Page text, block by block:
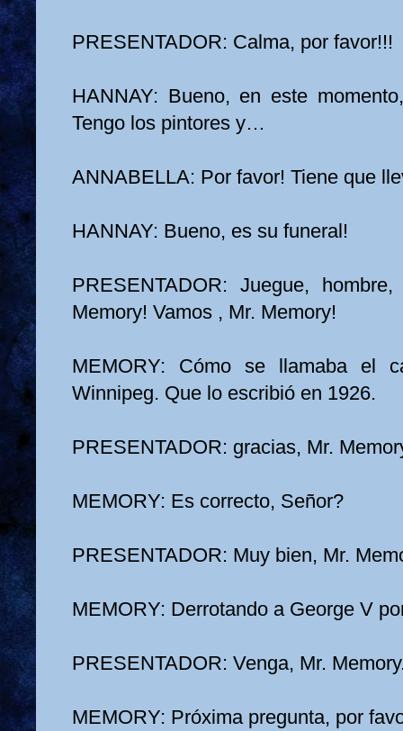
PRESENTADOR: Calma, por favor!!!
HANNAY: Bueno, en este
Tengo los pintores y…
ANNABELLA: Por favor! Tiene que
HANNAY: Bueno, es su funeral!
PRESENTADOR: Juegue,
Memory! Vamos , Mr. Memory!
MEMORY: Cómo se llamaba el
Winnipeg. Que lo escribió en 1926.
PRESENTADOR: gracias, Mr.
MEMORY: Es correcto, Señor?
PRESENTADOR: Muy bien, Mr.
MEMORY: Derrotando a George V
PRESENTADOR: Venga, Mr.
MEMORY: Próxima pregunta, por